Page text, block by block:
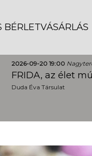
BÉRLETVÁSÁRLÁS
2026-09-20 19:00
FRIDA, az élet
Duda Éva Társulat